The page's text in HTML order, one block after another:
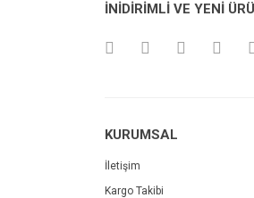
Ürün
İNİDİRİMLİ VE YENİ
KURUMSAL
İletişim
Kargo Takibi